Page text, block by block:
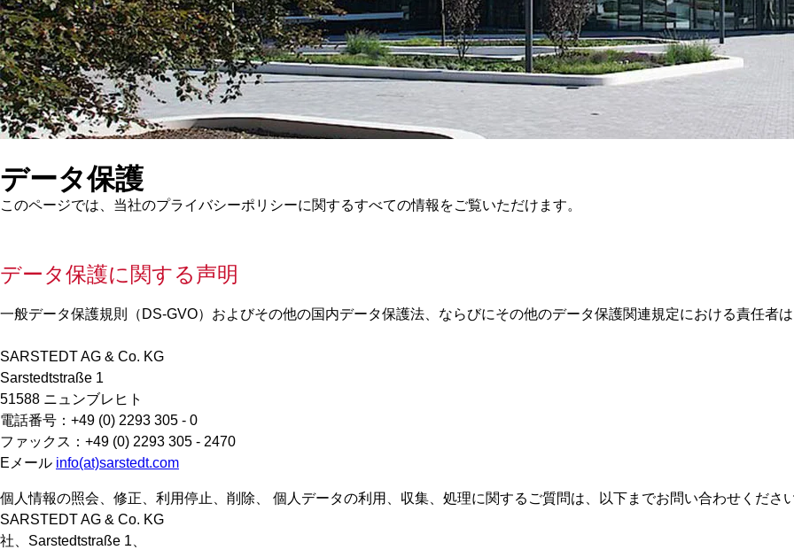
データ保護
このページでは、当社のプライバシーポリシーに関するすべての情報をご覧いただけます。
データ保護に関する声明
一般データ保護規則（DS-GVO）およびその他の国内データ保護法、ならびにその他のデータ保護関連規定における責任者
SARSTEDT AG & Co. KG
Sarstedtstraße 1
51588 ニュンブレヒト
電話番号：+49 (0) 2293 305 - 0
ファックス：+49 (0) 2293 305 - 2470
Eメール info(at)sarstedt.com
個人情報の照会、修正、利用停止、削除、 個人データの利用、収集、処理に関するご質問は、以下までお問い合わせくださ
SARSTEDT AG & Co. KG
社、Sarstedtstraße 1、